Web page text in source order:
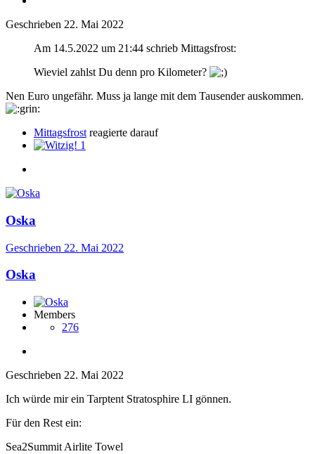
Geschrieben 22. Mai 2022
Am 14.5.2022 um 21:44 schrieb Mittagsfrost:
Wieviel zahlst Du denn pro Kilometer?
Nen Euro ungefähr. Muss ja lange mit dem Tausender auskommen.
Mittagsfrost reagierte darauf
1
Oska
Geschrieben 22. Mai 2022
Oska
Members
276
Geschrieben 22. Mai 2022
Ich würde mir ein Tarptent Stratosphire LI gönnen.
Für den Rest ein:
Sea2Summit Airlite Towel